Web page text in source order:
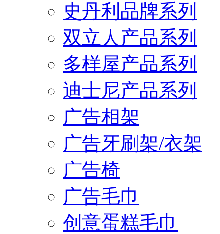
史丹利品牌系列
双立人产品系列
多样屋产品系列
迪士尼产品系列
广告相架
广告牙刷架/衣架
广告椅
广告毛巾
创意蛋糕毛巾